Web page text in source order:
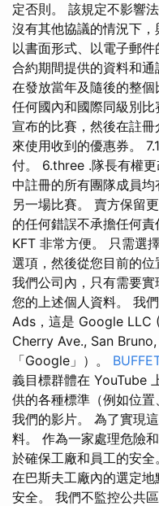
定否則。 該規定不影響
沒有其他協議的情況下
以書面形式、以電子郵
合約期間提供的資料和
在發放當年及隨後的整
任何國內和國際同級別
宣布的比賽，然後在註
來使用收到的優惠券。
付。 6.three .隊長有權
中註冊的所有團隊成員
另一場比賽。 賣方保留
的任何錯誤不承擔任何責
KFT 非常方便。 只需選
選項，然後從您目前的
我們公司內，只有需要
您的上述個人資料。 我
Ads，這是 Google LLC
Cherry Ave., San
「Google」）。
義目標群體在 YouTube
供的各種標準（例如位
我們的影片。 為了實現
料。 作為一家處理危險
於確保工廠和員工的安
在巴斯夫工廠內的選定
安全。 我們不監控公共